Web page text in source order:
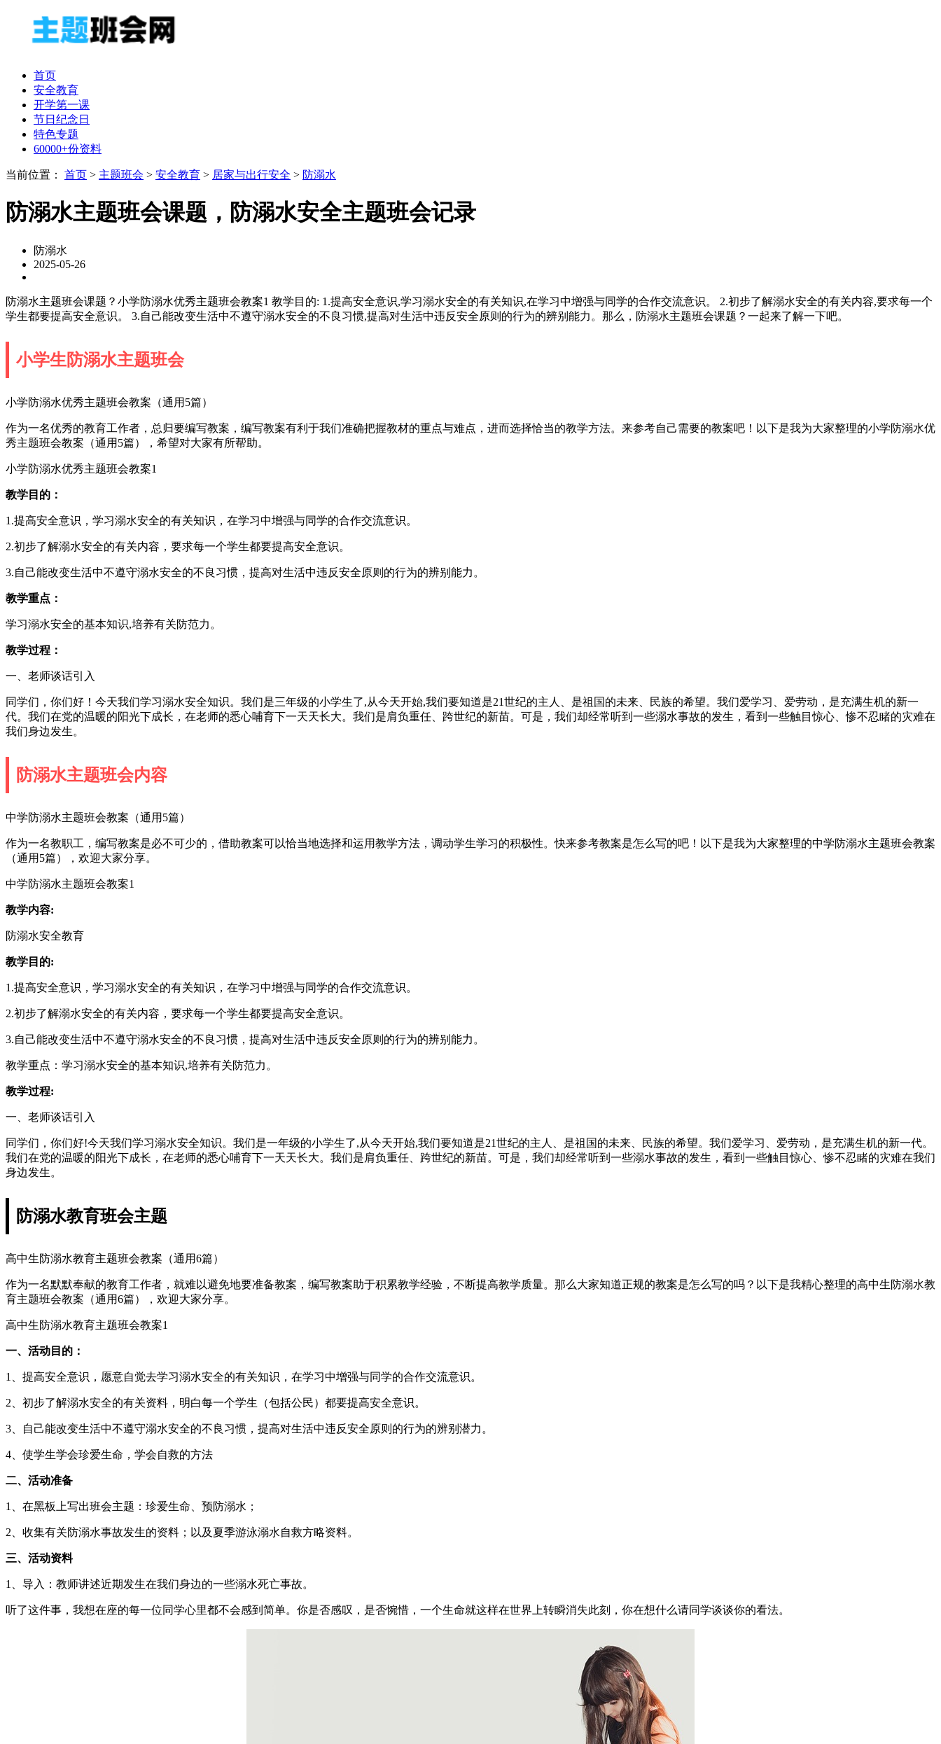
首页
安全教育
开学第一课
节日纪念日
特色专题
60000+份资料
当前位置： 首页 > 主题班会 > 安全教育 > 居家与出行安全 > 防溺水
防溺水主题班会课题，防溺水安全主题班会记录
防溺水
2025-05-26
防溺水主题班会课题？小学防溺水优秀主题班会教案1 教学目的: 1.提高安全意识,学习溺水安全的有关知识,在学习中增强与同学的合作交流意识。 2.初步了解溺水安全的有关内容,要求每一个
学生都要提高安全意识。 3.自己能改变生活中不遵守溺水安全的不良习惯,提高对生活中违反安全原则的行为的辨别能力。那么，防溺水主题班会课题？一起来了解一下吧。
小学生防溺水主题班会
小学防溺水优秀主题班会教案（通用5篇）
作为一名优秀的教育工作者，总归要编写教案，编写教案有利于我们准确把握教材的重点与难点，进而选择恰当的教学方法。来参考自己需要的教案吧！以下是我为大家整理的小学防溺水优
秀主题班会教案（通用5篇），希望对大家有所帮助。
小学防溺水优秀主题班会教案1
教学目的：
1.提高安全意识，学习溺水安全的有关知识，在学习中增强与同学的合作交流意识。
2.初步了解溺水安全的有关内容，要求每一个学生都要提高安全意识。
3.自己能改变生活中不遵守溺水安全的不良习惯，提高对生活中违反安全原则的行为的辨别能力。
教学重点：
学习溺水安全的基本知识,培养有关防范力。
教学过程：
一、老师谈话引入
同学们，你们好！今天我们学习溺水安全知识。我们是三年级的小学生了,从今天开始,我们要知道是21世纪的主人、是祖国的未来、民族的希望。我们爱学习、爱劳动，是充满生机的新一
代。我们在党的温暖的阳光下成长，在老师的悉心哺育下一天天长大。我们是肩负重任、跨世纪的新苗。可是，我们却经常听到一些溺水事故的发生，看到一些触目惊心、惨不忍睹的灾难在
我们身边发生。
防溺水主题班会内容
中学防溺水主题班会教案（通用5篇）
作为一名教职工，编写教案是必不可少的，借助教案可以恰当地选择和运用教学方法，调动学生学习的积极性。快来参考教案是怎么写的吧！以下是我为大家整理的中学防溺水主题班会教案
（通用5篇），欢迎大家分享。
中学防溺水主题班会教案1
教学内容:
防溺水安全教育
教学目的:
1.提高安全意识，学习溺水安全的有关知识，在学习中增强与同学的合作交流意识。
2.初步了解溺水安全的有关内容，要求每一个学生都要提高安全意识。
3.自己能改变生活中不遵守溺水安全的不良习惯，提高对生活中违反安全原则的行为的辨别能力。
教学重点：学习溺水安全的基本知识,培养有关防范力。
教学过程:
一、老师谈话引入
同学们，你们好!今天我们学习溺水安全知识。我们是一年级的小学生了,从今天开始,我们要知道是21世纪的主人、是祖国的未来、民族的希望。我们爱学习、爱劳动，是充满生机的新一代。
我们在党的温暖的阳光下成长，在老师的悉心哺育下一天天长大。我们是肩负重任、跨世纪的新苗。可是，我们却经常听到一些溺水事故的发生，看到一些触目惊心、惨不忍睹的灾难在我们
身边发生。
防溺水教育班会主题
高中生防溺水教育主题班会教案（通用6篇）
作为一名默默奉献的教育工作者，就难以避免地要准备教案，编写教案助于积累教学经验，不断提高教学质量。那么大家知道正规的教案是怎么写的吗？以下是我精心整理的高中生防溺水教
育主题班会教案（通用6篇），欢迎大家分享。
高中生防溺水教育主题班会教案1
一、活动目的：
1、提高安全意识，愿意自觉去学习溺水安全的有关知识，在学习中增强与同学的合作交流意识。
2、初步了解溺水安全的有关资料，明白每一个学生（包括公民）都要提高安全意识。
3、自己能改变生活中不遵守溺水安全的不良习惯，提高对生活中违反安全原则的行为的辨别潜力。
4、使学生学会珍爱生命，学会自救的方法
二、活动准备
1、在黑板上写出班会主题：珍爱生命、预防溺水；
2、收集有关防溺水事故发生的资料；以及夏季游泳溺水自救方略资料。
三、活动资料
1、导入：教师讲述近期发生在我们身边的一些溺水死亡事故。
听了这件事，我想在座的每一位同学心里都不会感到简单。你是否感叹，是否惋惜，一个生命就这样在世界上转瞬消失此刻，你在想什么请同学谈谈你的看法。